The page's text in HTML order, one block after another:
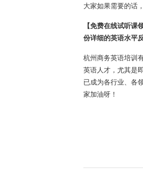
大家如果需要的话
【免费在线试听课
份详细的英语水平
杭州商务英语培训
英语人才，尤其是
已成为各行业、各
家加油呀！